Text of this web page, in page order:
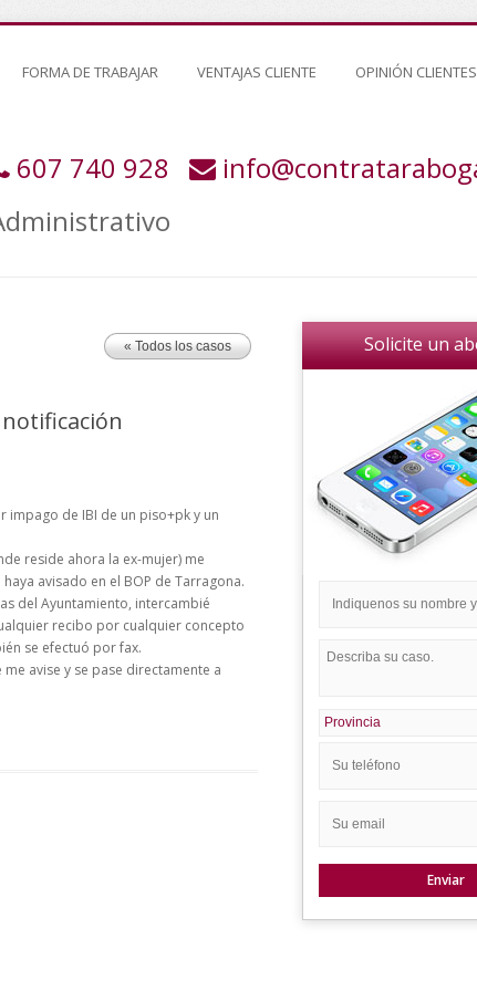
FORMA DE TRABAJAR VENTAJAS CLIENTE OPINIÓN CLIENTES
607 740 928
« Todos los casos
impago de IBI de un piso+pk y un
reside ahora la ex-mujer) me
avisado en el BOP de Tarragona.
del Ayuntamiento, intercambié
recibo por cualquier concepto
se efectuó por fax.
avise y se pase directamente a
Solicite un